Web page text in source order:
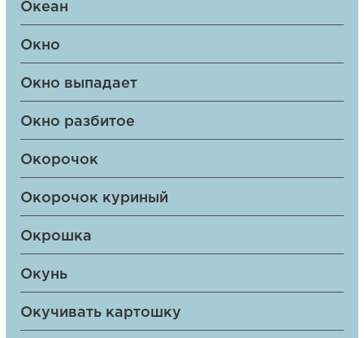
Океан
Окно
Окно выпадает
Окно разбитое
Окорочок
Окорочок куриный
Окрошка
Окунь
Окучивать картошку